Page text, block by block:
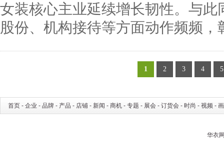
女装核心主业延续增长韧性。与
股份、机构接待等方面动作频频
1 2 3 4 5
首页 - 企业 - 品牌 - 产品 - 店铺 - 新闻 - 商机 - 专题 - 展会 - 订货会 - 时尚 - 视频 -
华衣